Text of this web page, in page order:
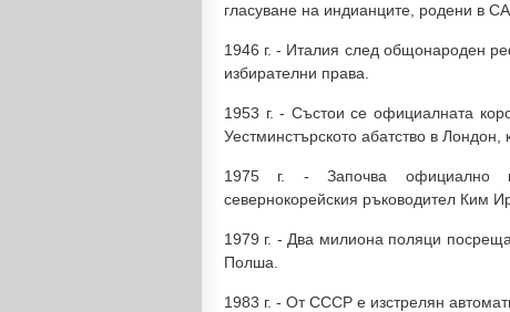
гласуване на индианците, родени в
1946 г. - Италия след общонароден
избирателни права.
1953 г. - Състои се официалната
Уестминстърското абатство в Лондон,
1975 г. - Започва официално
севернокорейския ръководител Ким
1979 г. - Два милиона поляци
Полша.
1983 г. - От СССР е изстрелян